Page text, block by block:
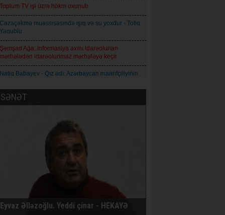
Toplum TV işi üzrə hökm oxunub
Cəzaçəkmə müəssisəsində işıq və su yoxdur - Tofiq
Yaqublu
Şəmşad Ağa: İnformasiya axını idarəolunan
mərhələdən idarəolunmaz mərhələyə keçir
Natiq Babayev - Qız adı: Azərbaycan maarifçiliyinin
Qoderzi Çoxeli. İntizar - Hekayə
Prokuror Anar Məmmədliyə 14, Anar Abdullaya isə
AXCP daha bir üzvünün saxlandığını bildirir
İqor Skibyuk Ukrayna baş qərargah rəisi təyin
Nikaraqua prezidenti Daniel Orteqa: Ölkədə daha
SƏNƏT
Eyvaz Əlləzoğlu. Yeddi çinar - HEKAYƏ